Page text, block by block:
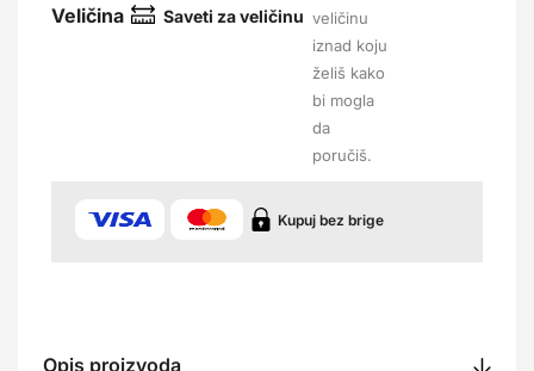
Veličina Saveti za veličinu veličinu
iznad koju
želiš kako
bi mogla
da
poručiš.
Kupuj bez brige
Opis proizvoda